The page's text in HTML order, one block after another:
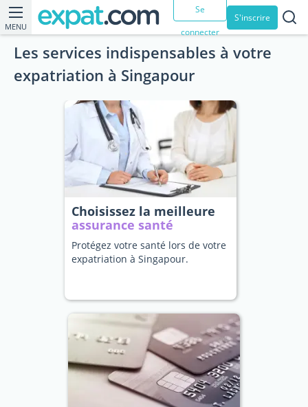
MENU
Se
connecter
S'inscrire
Les services indispensables à votre
expatriation à Singapour
Choisissez la meilleure
assurance santé
Protégez votre santé lors de votre
expatriation à Singapour.